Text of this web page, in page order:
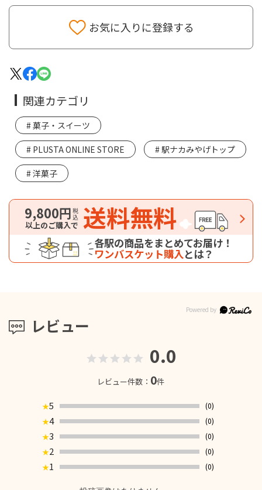
お気に入りに登録する
レビュー
0.0
レビュー件数： 0件
★5
(0)
★4
(0)
★3
(0)
★2
(0)
★1 (0)
関連カテゴリ
菓子・スイーツ
PLUSTA ONLINE STORE 駅ナカみやげトップ
洋菓子
9,800円税込
以上のご購入で 送料無料
各駅の商品をまとめてお届け！
ワンバスケット購入とは？